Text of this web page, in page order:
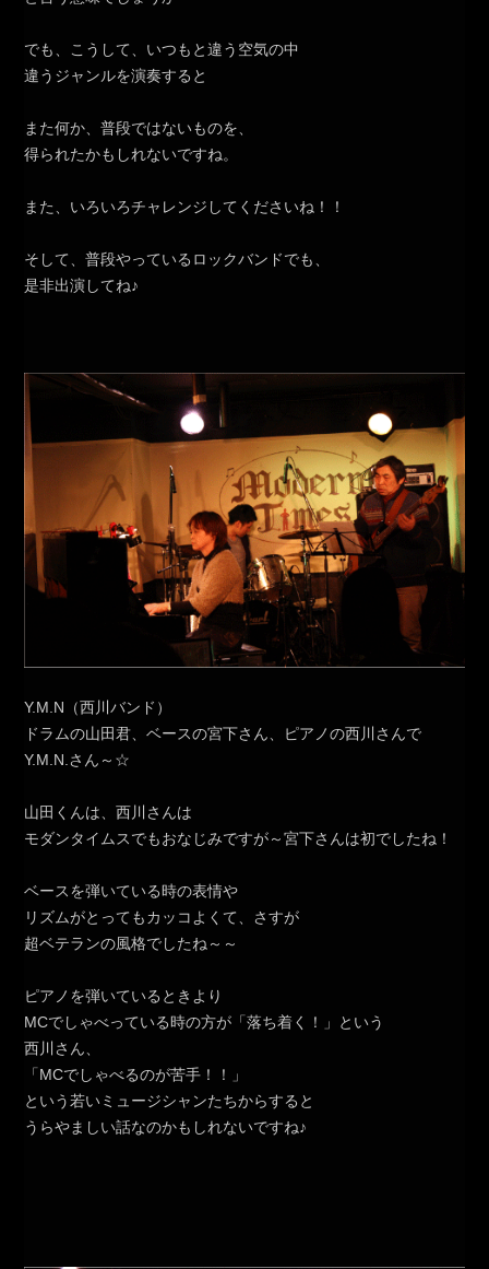
でも、こうして、いつもと違う空気の中
違うジャンルを演奏すると
また何か、普段ではないものを、
得られたかもしれないですね。
また、いろいろチャレンジしてくださいね！！
そして、普段やっているロックバンドでも、
是非出演してね♪
Y.M.N（西川バンド）
ドラムの山田君、ベースの宮下さん、ピアノの西川さんで
Y.M.N.さん～☆
山田くんは、西川さんは
モダンタイムスでもおなじみですが～宮下さんは初でしたね！
ベースを弾いている時の表情や
リズムがとってもカッコよくて、さすが
超ベテランの風格でしたね～～
ピアノを弾いているときより
MCでしゃべっている時の方が「落ち着く！」という
西川さん、
「MCでしゃべるのが苦手！！」
という若いミュージシャンたちからすると
うらやましい話なのかもしれないですね♪